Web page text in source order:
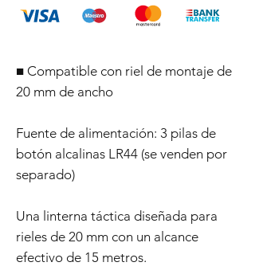
■ Compatible con riel de montaje de
20 mm de ancho
Fuente de alimentación: 3 pilas de
botón alcalinas LR44 (se venden por
separado)
Una linterna táctica diseñada para
rieles de 20 mm con un alcance
efectivo de 15 metros.